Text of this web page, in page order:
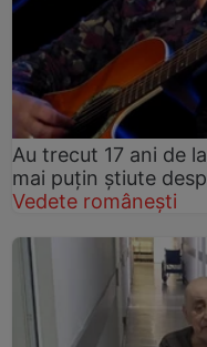
Au trecut 17 ani de
mai puțin știute
Vedete românești